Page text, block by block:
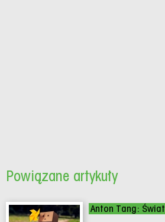
Powiązane artykuły
Anton Tang: